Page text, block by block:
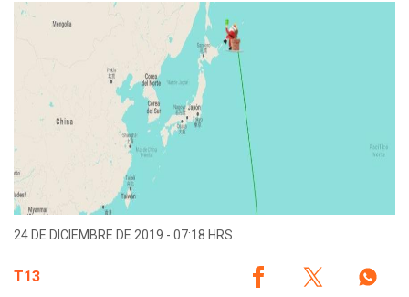
24 DE DICIEMBRE DE 2019 - 07:18 HRS.
T13